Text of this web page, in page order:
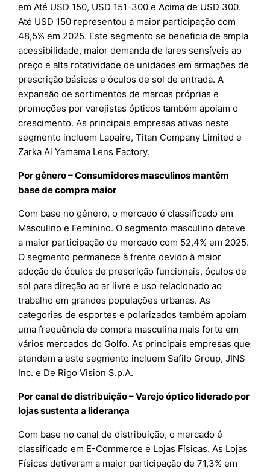
em Até USD 150, USD 151-300 e Acima de USD 300.
Até USD 150 representou a maior participação com
48,5% em 2025. Este segmento se beneficia de ampla
acessibilidade, maior demanda de lares sensíveis ao
preço e alta rotatividade de unidades em armações de
prescrição básicas e óculos de sol de entrada. A
expansão de sortimentos de marcas próprias e
promoções por varejistas ópticos também apoiam o
crescimento. As principais empresas ativas neste
segmento incluem Lapaire, Titan Company Limited e
Zarka Al Yamama Lens Factory.
Por gênero – Consumidores masculinos mantêm
base de compra maior
Com base no gênero, o mercado é classificado em
Masculino e Feminino. O segmento masculino deteve
a maior participação de mercado com 52,4% em 2025.
O segmento permanece à frente devido à maior
adoção de óculos de prescrição funcionais, óculos de
sol para direção ao ar livre e uso relacionado ao
trabalho em grandes populações urbanas. As
categorias de esportes e polarizados também apoiam
uma frequência de compra masculina mais forte em
vários mercados do Golfo. As principais empresas que
atendem a este segmento incluem Safilo Group, JINS
Inc. e De Rigo Vision S.p.A.
Por canal de distribuição – Varejo óptico liderado por
lojas sustenta a liderança
Com base no canal de distribuição, o mercado é
classificado em E-Commerce e Lojas Físicas. As Lojas
Físicas detiveram a maior participação de 71,3% em